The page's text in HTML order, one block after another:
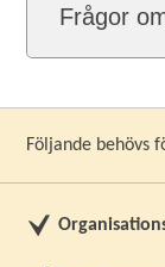
Frågor
Följande behövs